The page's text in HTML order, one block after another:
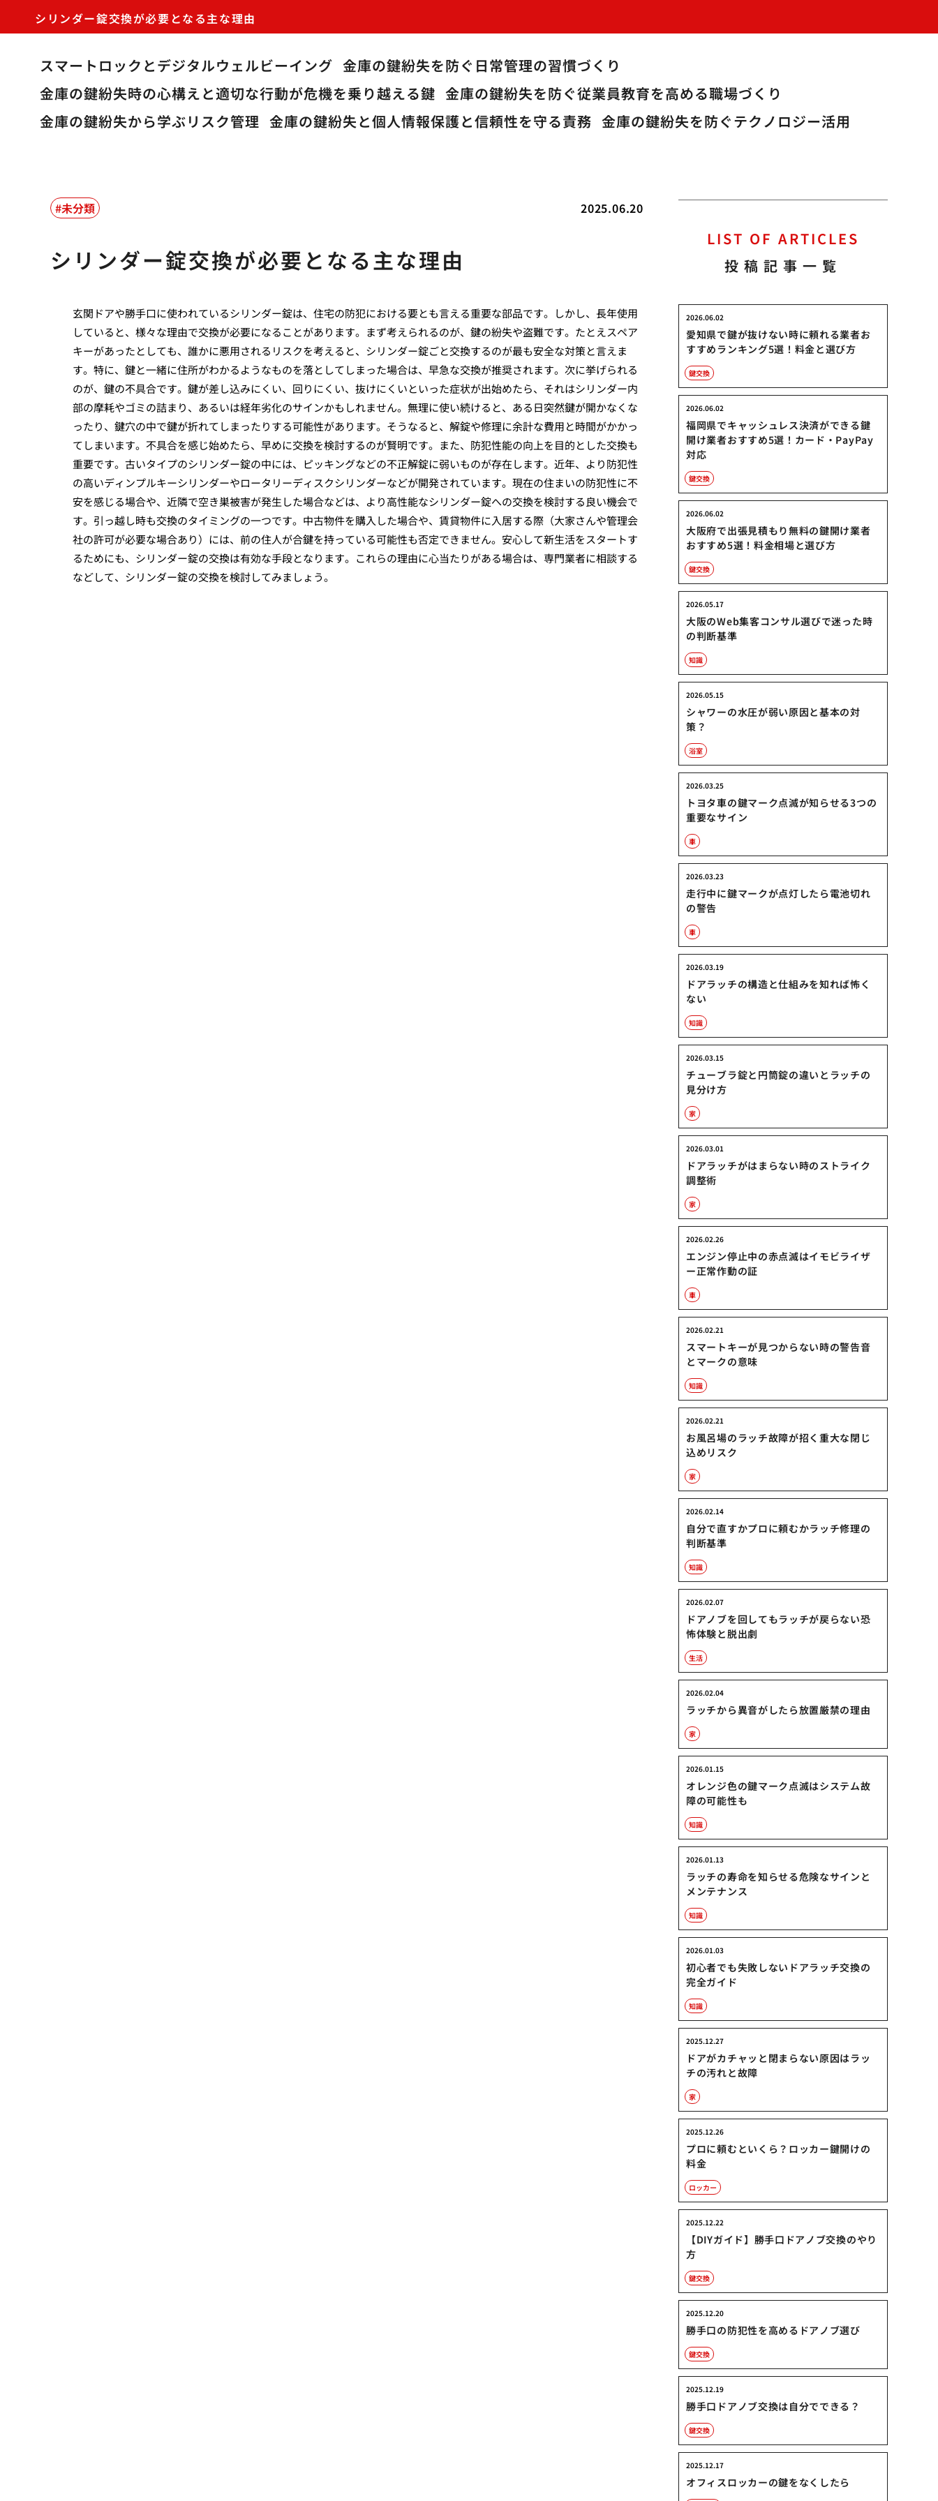
シリンダー錠交換が必要となる主な理由
スマートロックとデジタルウェルビーイング 金庫の鍵紛失を防ぐ日常管理の習慣づくり
金庫の鍵紛失時の心構えと適切な行動が危機を乗り越える鍵 金庫の鍵紛失を防ぐ従業員教育を高める職場づくり
金庫の鍵紛失から学ぶリスク管理 金庫の鍵紛失と個人情報保護と信頼性を守る責務 金庫の鍵紛失を防ぐテクノロジー活用
2025.06.20
未分類
シリンダー錠交換が必要となる主な理由
玄関ドアや勝手口に使われているシリンダー錠は、住宅の防犯における要とも言える重要な部品です。しかし、長年使用
していると、様々な理由で交換が必要になることがあります。まず考えられるのが、鍵の紛失や盗難です。たとえスペア
キーがあったとしても、誰かに悪用されるリスクを考えると、シリンダー錠ごと交換するのが最も安全な対策と言えま
す。特に、鍵と一緒に住所がわかるようなものを落としてしまった場合は、早急な交換が推奨されます。次に挙げられる
のが、鍵の不具合です。鍵が差し込みにくい、回りにくい、抜けにくいといった症状が出始めたら、それはシリンダー内
部の摩耗やゴミの詰まり、あるいは経年劣化のサインかもしれません。無理に使い続けると、ある日突然鍵が開かなくな
ったり、鍵穴の中で鍵が折れてしまったりする可能性があります。そうなると、解錠や修理に余計な費用と時間がかかっ
てしまいます。不具合を感じ始めたら、早めに交換を検討するのが賢明です。また、防犯性能の向上を目的とした交換も
重要です。古いタイプのシリンダー錠の中には、ピッキングなどの不正解錠に弱いものが存在します。近年、より防犯性
の高いディンプルキーシリンダーやロータリーディスクシリンダーなどが開発されています。現在の住まいの防犯性に不
安を感じる場合や、近隣で空き巣被害が発生した場合などは、より高性能なシリンダー錠への交換を検討する良い機会で
す。引っ越し時も交換のタイミングの一つです。中古物件を購入した場合や、賃貸物件に入居する際（大家さんや管理会
社の許可が必要な場合あり）には、前の住人が合鍵を持っている可能性も否定できません。安心して新生活をスタートす
るためにも、シリンダー錠の交換は有効な手段となります。これらの理由に心当たりがある場合は、専門業者に相談する
などして、シリンダー錠の交換を検討してみましょう。
LIST OF ARTICLES
投稿記事一覧
愛知県で鍵が抜けない時に頼れる業者お
すすめランキング5選！料金と選び方
2026.06.02
鍵交換
福岡県でキャッシュレス決済ができる鍵
開け業者おすすめ5選！カード・PayPay
対応
2026.06.02
鍵交換
大阪府で出張見積もり無料の鍵開け業者
おすすめ5選！料金相場と選び方
2026.06.02
鍵交換
大阪のWeb集客コンサル選びで迷った時
の判断基準
2026.05.17
知識
シャワーの水圧が弱い原因と基本の対
策？
2026.05.15
浴室
トヨタ車の鍵マーク点滅が知らせる3つの
重要なサイン
2026.03.25
車
走行中に鍵マークが点灯したら電池切れ
の警告
2026.03.23
車
ドアラッチの構造と仕組みを知れば怖く
ない
2026.03.19
知識
チューブラ錠と円筒錠の違いとラッチの
見分け方
2026.03.15
家
ドアラッチがはまらない時のストライク
調整術
2026.03.01
家
エンジン停止中の赤点滅はイモビライザ
ー正常作動の証
2026.02.26
車
スマートキーが見つからない時の警告音
とマークの意味
2026.02.21
知識
お風呂場のラッチ故障が招く重大な閉じ
込めリスク
2026.02.21
家
自分で直すかプロに頼むかラッチ修理の
判断基準
2026.02.14
知識
ドアノブを回してもラッチが戻らない恐
怖体験と脱出劇
2026.02.07
生活
ラッチから異音がしたら放置厳禁の理由
2026.02.04
家
オレンジ色の鍵マーク点滅はシステム故
障の可能性も
2026.01.15
知識
ラッチの寿命を知らせる危険なサインと
メンテナンス
2026.01.13
知識
初心者でも失敗しないドアラッチ交換の
完全ガイド
2026.01.03
知識
ドアがカチャッと閉まらない原因はラッ
チの汚れと故障
2025.12.27
家
プロに頼むといくら？ロッカー鍵開けの
料金
2025.12.26
ロッカー
【DIYガイド】勝手口ドアノブ交換のやり
方
2025.12.22
鍵交換
勝手口の防犯性を高めるドアノブ選び
2025.12.20
鍵交換
勝手口ドアノブ交換は自分でできる？
2025.12.19
鍵交換
オフィスロッカーの鍵をなくしたら
2025.12.17